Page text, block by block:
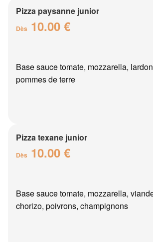
Pizza paysanne junior
Dès 10.00 €
Base sauce tomate, mozzarella,
pommes de terre
Pizza texane junior
Dès 10.00 €
Base sauce tomate, mozzarella,
chorizo, poivrons, champignons